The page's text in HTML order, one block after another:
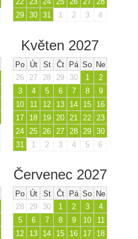
29 30 31 1 2 3 4
Květen 2027
Po Út St Čt Pá So Ne
26
27 28 29 30 1
2
3
4 5 6 7 8
9
10
11 12 13 14 15
16
17
18 19 20 21 22
23
24
25 26 27 28 29 30
31
1 2 3 4 5 6
Červenec 2027
Po Út St Čt Pá So Ne
28
29 30 1 2 3
4
5
6 7 8 9 10
11
12
13 14 15 16 17
18